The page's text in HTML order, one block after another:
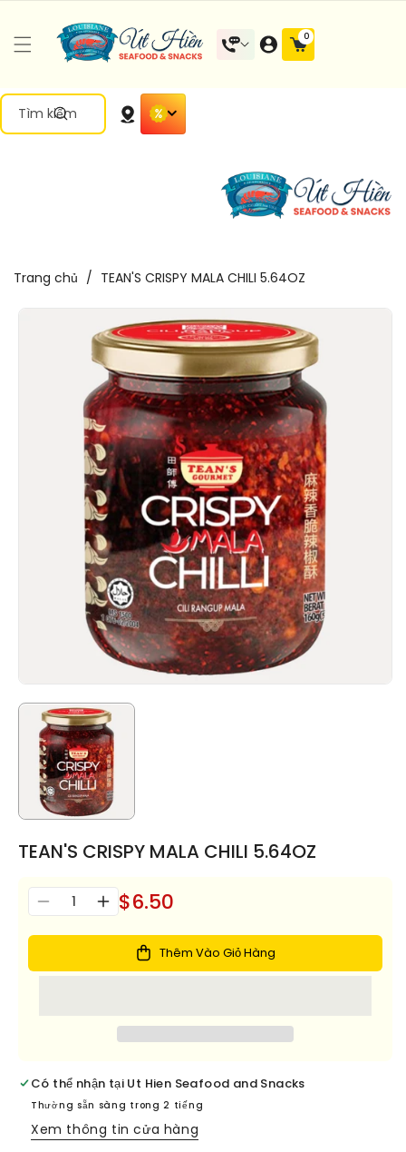
Dung
Tìm kiếm
0
0 mặt
hàng
Trang chủ / TEAN'S CRISPY MALA CHILI 5.64OZ
Chuyển
TEAN'S CRISPY MALA CHILI 5.64OZ
Giảm
Số
Tăng
lượng
MALA
CHILI
$6.50
Thêm Vào Giỏ Hàng
Có thể nhận tại Ut Hien Seafood and Snacks
Thường sẵn sàng trong 2 tiếng
Xem thông tin cửa hàng